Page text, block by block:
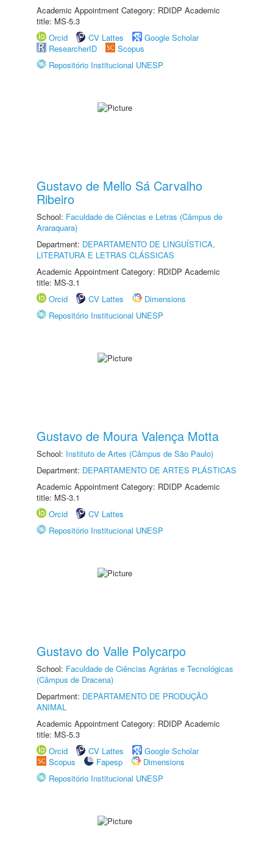
Academic Appointment Category: RDIDP Academic
title: MS-5.3
Orcid
CV Lattes
Google Scholar
ResearcherID
Scopus
Repositório Institucional UNESP
Gustavo de Mello Sá Carvalho
Ribeiro
School: Faculdade de Ciências e Letras (Câmpus de
Araraquara)
Department: DEPARTAMENTO DE LINGUÍSTICA,
LITERATURA E LETRAS CLÁSSICAS
Academic Appointment Category: RDIDP Academic
title: MS-3.1
Orcid
CV Lattes
Dimensions
Repositório Institucional UNESP
Gustavo de Moura Valença Motta
School: Instituto de Artes (Câmpus de São Paulo)
Department: DEPARTAMENTO DE ARTES PLÁSTICAS
Academic Appointment Category: RDIDP Academic
title: MS-3.1
Orcid
CV Lattes
Repositório Institucional UNESP
Gustavo do Valle Polycarpo
School: Faculdade de Ciências Agrárias e Tecnológicas
(Câmpus de Dracena)
Department: DEPARTAMENTO DE PRODUÇÃO
ANIMAL
Academic Appointment Category: RDIDP Academic
title: MS-5.3
Orcid
CV Lattes
Google Scholar
Scopus
Fapesp
Dimensions
Repositório Institucional UNESP